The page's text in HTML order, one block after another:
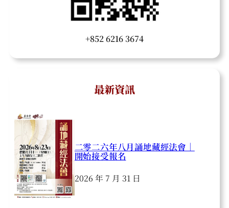
+852 6216 3674
最新資訊
二零二六年八月誦地藏經法會｜
開始接受報名
2026 年 7 月 31 日